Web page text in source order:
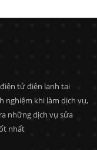
tử điện lạnh tại
nghiệm khi làm dịch vụ,
những dịch vụ sửa
nhất